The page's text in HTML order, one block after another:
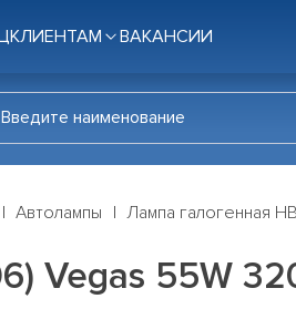
КЛИЕНТАМ ВАКАНСИИ
Автолампы Лампа галогенная
Vegas 55W